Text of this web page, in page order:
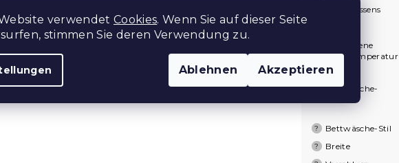
verwendet Cookies. Wenn Sie auf dieser Seite
stimmen Sie deren Verwendung zu.
Ablehnen Akzeptieren
Gebrauch dank ihrer praktischen
mit Polyester
, was einen angenehmen Griff, gute
längere Lebensdauer bietet. Ein weiterer Vorteil ist die
dank der
geringen Knitteranfälligkeitist kein Bügeln
Maße des Kissens
Empfohlene
Waschtemperatur
Gewicht
?
Bettwäsche-
? Bettwäsche-Stil
? Breite